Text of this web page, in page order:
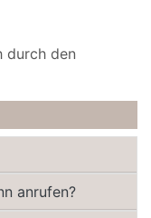
durch den
anrufen?